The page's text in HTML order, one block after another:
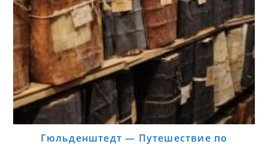
Гюльденштедт — Путешествие по